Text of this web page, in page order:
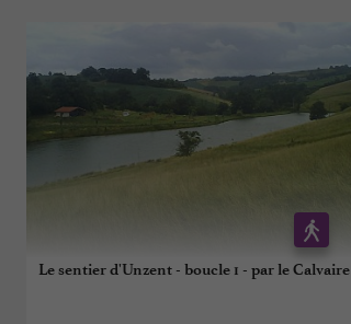
Le sentier d'Unzent - boucle 1 - par le Calvaire